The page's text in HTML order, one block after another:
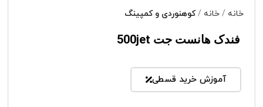
خانه خانه کوهنوردی و کمپینگ
فندک هانست جت 500jet
آموزش خرید قسطی